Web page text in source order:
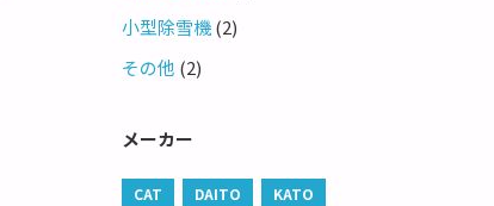
小型除雪機 (2)
その他 (2)
メーカー
CAT DAITO
KATO